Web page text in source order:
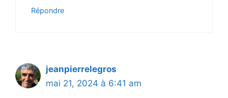
Répondre
jeanpierrelegros
mai 21, 2024 à 6:41 am